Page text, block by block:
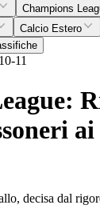
Champions
Calcio Estero
11
decisa dal